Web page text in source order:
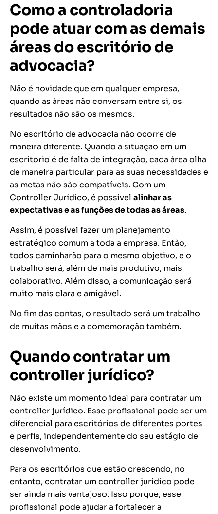
Como a controladoria
pode atuar com as demais
áreas do escritório de
advocacia?
Não é novidade que em qualquer empresa,
quando as áreas não conversam entre si, os
resultados não são os mesmos.
No escritório de advocacia não ocorre de
maneira diferente. Quando a situação em um
escritório é de falta de integração, cada área olha
de maneira particular para as suas necessidades e
as metas não são compatíveis. Com um
Controller Jurídico, é possível alinhar as
expectativas e as funções de todas as áreas.
Assim, é possível fazer um planejamento
estratégico comum a toda a empresa. Então,
todos caminharão para o mesmo objetivo, e o
trabalho será, além de mais produtivo, mais
colaborativo. Além disso, a comunicação será
muito mais clara e amigável.
No fim das contas, o resultado será um trabalho
de muitas mãos e a comemoração também.
Quando contratar um
controller jurídico?
Não existe um momento ideal para contratar um
controller jurídico. Esse profissional pode ser um
diferencial para escritórios de diferentes portes
e perfis, independentemente do seu estágio de
desenvolvimento.
Para os escritórios que estão crescendo, no
entanto, contratar um controller jurídico pode
ser ainda mais vantajoso. Isso porque, esse
profissional pode ajudar a fortalecer a